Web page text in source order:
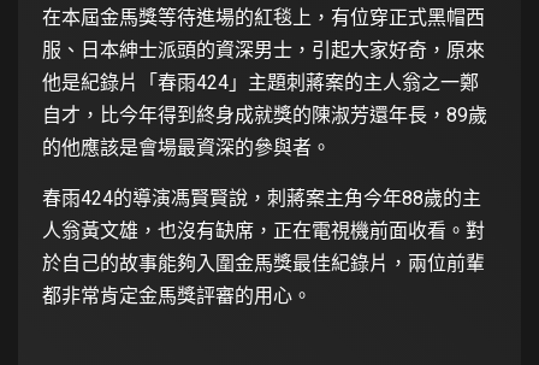
在本屆金馬獎等待進場的紅毯上，有位穿正式黑帽西
服、日本紳士派頭的資深男士，引起大家好奇，原來
他是紀錄片「春雨424」主題刺蔣案的主人翁之一鄭
自才，比今年得到終身成就獎的陳淑芳還年長，89歲
的他應該是會場最資深的參與者。
春雨424的導演馮賢賢說，刺蔣案主角今年88歲的主
人翁黃文雄，也沒有缺席，正在電視機前面收看。對
於自己的故事能夠入圍金馬獎最佳紀錄片，兩位前輩
都非常肯定金馬獎評審的用心。